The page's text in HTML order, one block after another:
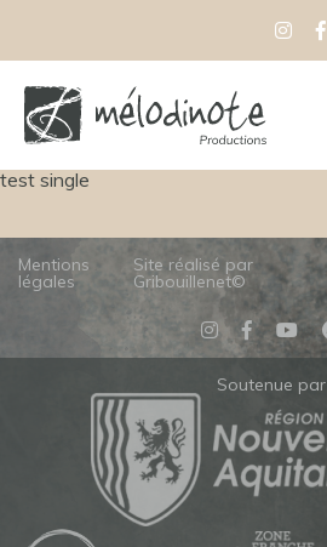
test single
Mentions
légales
Site réalisé par
Gribouillenet©
Soutenue par